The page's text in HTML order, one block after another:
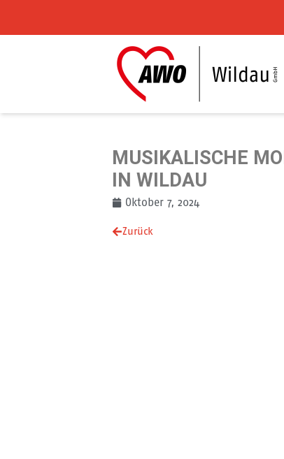
MUSIKALISCHE
IN WILDAU
Oktober 7, 2024
Zurück